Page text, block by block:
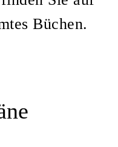
Büchen.